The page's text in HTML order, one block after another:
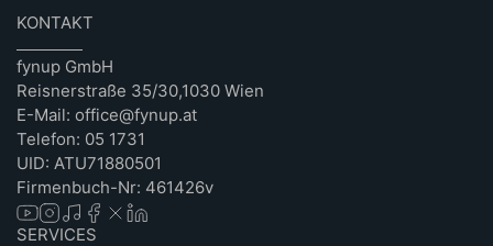
KONTAKT
fynup GmbH
Reisnerstraße 35/30,1030 Wien
E-Mail: office@fynup.at
Telefon: 05 1731
UID: ATU71880501
Firmenbuch-Nr: 461426v
SERVICES